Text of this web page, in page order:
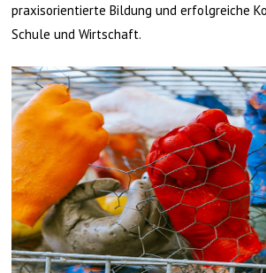
praxisorientierte Bildung und erfolgreiche
Schule und Wirtschaft.